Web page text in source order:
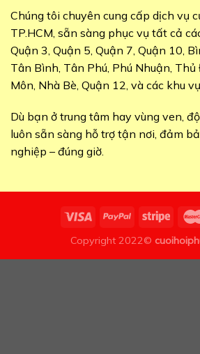
Chúng tôi chuyên cung cấp dịch vụ
TP.HCM, sẵn sàng phục vụ tất cả
Quận 3, Quận 5, Quận 7, Quận 10,
Tân Bình, Tân Phú, Phú Nhuận,
Môn, Nhà Bè, Quận 12, và các khu
Dù bạn ở trung tâm hay vùng ven,
luôn sẵn sàng hỗ trợ tận nơi, đảm
nghiệp – đúng giờ.
Copyright 2022©